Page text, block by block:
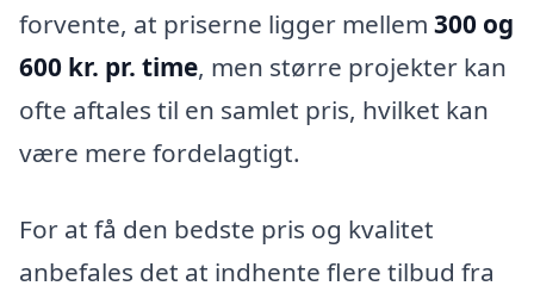
forvente, at priserne ligger mellem 300 og
600 kr. pr. time, men større projekter kan
ofte aftales til en samlet pris, hvilket kan
være mere fordelagtigt.
For at få den bedste pris og kvalitet
anbefales det at indhente flere tilbud fra